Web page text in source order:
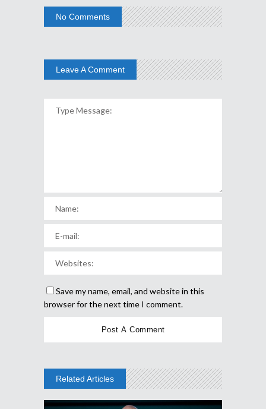
No Comments
Leave A Comment
Save my name, email, and website in this
browser for the next time I comment.
Related Articles